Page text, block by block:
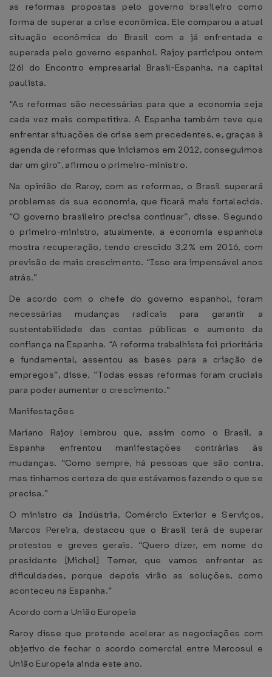
as reformas propostas pelo governo brasileiro como
forma de superar a crise econômica. Ele comparou a atual
situação econômica do Brasil com a já enfrentada e
superada pelo governo espanhol. Rajoy participou ontem
(26) do Encontro empresarial Brasil-Espanha, na capital
paulista.
“As reformas são necessárias para que a economia seja
cada vez mais competitiva. A Espanha também teve que
enfrentar situações de crise sem precedentes, e, graças à
agenda de reformas que iniciamos em 2012, conseguimos
dar um giro”, afirmou o primeiro-ministro.
Na opinião de Raroy, com as reformas, o Brasil superará
problemas da sua economia, que ficará mais fortalecida.
“O governo brasileiro precisa continuar”, disse. Segundo
o primeiro-ministro, atualmente, a economia espanhola
mostra recuperação, tendo crescido 3,2% em 2016, com
previsão de mais crescimento. “Isso era impensável anos
atrás.”
De acordo com o chefe do governo espanhol, foram
necessárias mudanças radicais para garantir a
sustentabilidade das contas públicas e aumento da
confiança na Espanha. “A reforma trabalhista foi prioritária
e fundamental, assentou as bases para a criação de
empregos”, disse. “Todas essas reformas foram cruciais
para poder aumentar o crescimento.”
Manifestações
Mariano Rajoy lembrou que, assim como o Brasil, a
Espanha enfrentou manifestações contrárias às
mudanças. “Como sempre, há pessoas que são contra,
mas tínhamos certeza de que estávamos fazendo o que se
precisa.”
O ministro da Indústria, Comércio Exterior e Serviços,
Marcos Pereira, destacou que o Brasil terá de superar
protestos e greves gerais. “Quero dizer, em nome do
presidente [Michel] Temer, que vamos enfrentar as
dificuldades, porque depois virão as soluções, como
aconteceu na Espanha.”
Acordo com a União Europeia
Raroy disse que pretende acelerar as negociações com
objetivo de fechar o acordo comercial entre Mercosul e
União Europeia ainda este ano.